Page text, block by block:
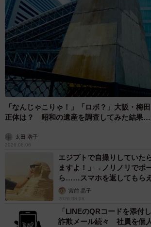
「なんじゃこりゃ！」「ロボ？」大阪・梅
正体は？ 昭和の遺産を調査してみた結果…
太田 浩子
2026.08.06
エジプトで自撮りしていた
ますよ！」→ノリノリでポ
ら……スマホを返してもら
カモ代表かも」「私は6時間
宮前 晶子
2026.08.06
「LINEのQRコードを添付
詐欺メール続々 社員を個